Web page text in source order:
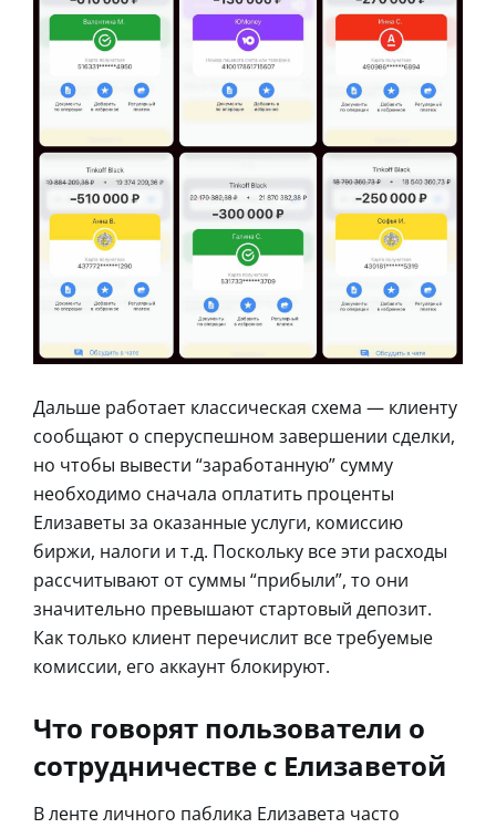
Дальше работает классическая схема — клиенту
сообщают о сперуспешном завершении сделки,
но чтобы вывести “заработанную” сумму
необходимо сначала оплатить проценты
Елизаветы за оказанные услуги, комиссию
биржи, налоги и т.д. Поскольку все эти расходы
рассчитывают от суммы “прибыли”, то они
значительно превышают стартовый депозит.
Как только клиент перечислит все требуемые
комиссии, его аккаунт блокируют.
Что говорят пользователи о
сотрудничестве с Елизаветой
В ленте личного паблика Елизавета часто